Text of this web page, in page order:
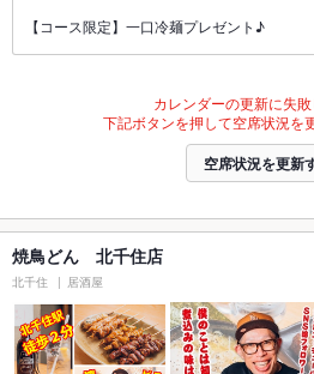
【コース限定】一口冷麺プレゼント♪
カレンダーの更新に失敗
下記ボタンを押して空席状況を
空席状況を更新
焼鳥どん 北千住店
北千住 居酒屋